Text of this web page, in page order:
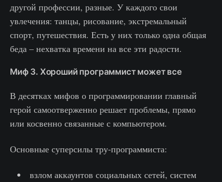
другой профессии, разные. У каждого свои
увлечения: танцы, рисование, экстремальный
спорт, путешествия. Есть у них только одна общая
беда – нехватка времени на все эти радости.
Миф 3. Хороший программист может все
В десятках мифов о программировании главный
герой самоотверженно решает проблемы, прямо
или косвенно связанные с компьютером.
Основные суперсилы тру-программиста:
взлом аккаунтов социальных сетей, систем